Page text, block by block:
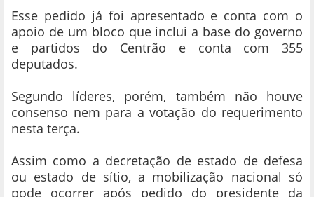
Esse pedido já foi apresentado e conta com o
apoio de um bloco que inclui a base do governo
e partidos do Centrão e conta com 355
deputados.
Segundo líderes, porém, também não houve
consenso nem para a votação do requerimento
nesta terça.
Assim como a decretação de estado de defesa
ou estado de sítio, a mobilização nacional só
pode ocorrer após pedido do presidente da